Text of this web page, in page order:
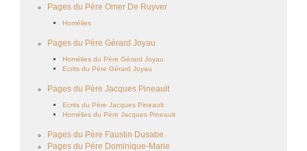
Pages du Père Omer De Ruyver
Homélies
Pages du Père Gérard Joyau
Homélies du Père Gérard Joyau
Ecrits du Père Gérard Joyau
Pages du Père Jacques Pineault
Ecrits du Père Jacques Pineault
Homélies du Père Jacques Pineault
Pages du Père Faustin Dusabe
Pages du Père Dominique-Marie